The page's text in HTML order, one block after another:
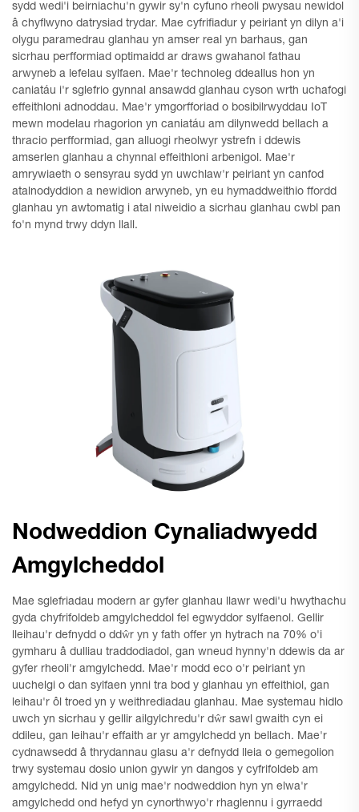
sydd wedi'i beirniachu'n gywir sy'n cyfuno rheoli pwysau newidol
â chyflwyno datrysiad trydar. Mae cyfrifiadur y peiriant yn dilyn a'i
olygu paramedrau glanhau yn amser real yn barhaus, gan
sicrhau perfformiad optimaidd ar draws gwahanol fathau
arwyneb a lefelau sylfaen. Mae'r technoleg ddeallus hon yn
caniatáu i'r sglefrio gynnal ansawdd glanhau cyson wrth uchafogi
effeithloni adnoddau. Mae'r ymgorfforiad o bosibilrwyddau IoT
mewn modelau rhagorion yn caniatáu am dilynwedd bellach a
thracio perfformiad, gan alluogi rheolwyr ystrefn i ddewis
amserlen glanhau a chynnal effeithloni arbenigol. Mae'r
amrywiaeth o sensyrau sydd yn uwchlaw'r peiriant yn canfod
atalnodyddion a newidion arwyneb, yn eu hymaddweithio ffordd
glanhau yn awtomatig i atal niweidio a sicrhau glanhau cwbl pan
fo'n mynd trwy ddyn llall.
Nodweddion Cynaliadwyedd
Amgylcheddol
Mae sglefriadau modern ar gyfer glanhau llawr wedi'u hwythachu
gyda chyfrifoldeb amgylcheddol fel egwyddor sylfaenol. Gellir
lleihau'r defnydd o ddŵr yn y fath offer yn hytrach na 70% o'i
gymharu â dulliau traddodiadol, gan wneud hynny'n ddewis da ar
gyfer rheoli'r amgylchedd. Mae'r modd eco o'r peiriant yn
uuchelgi o dan sylfaen ynni tra bod y glanhau yn effeithiol, gan
leihau'r ôl troed yn y weithrediadau glanhau. Mae systemau hidlo
uwch yn sicrhau y gellir ailgylchredu'r dŵr sawl gwaith cyn ei
ddileu, gan leihau'r effaith ar yr amgylchedd yn bellach. Mae'r
cydnawsedd â thrydannau glasu a'r defnydd lleia o gemegolion
trwy systemau dosio union gywir yn dangos y cyfrifoldeb am
amgylchedd. Nid yn unig mae'r nodweddion hyn yn elwa'r
amgylchedd ond hefyd yn cynorthwyo'r rhaglennu i gyrraedd